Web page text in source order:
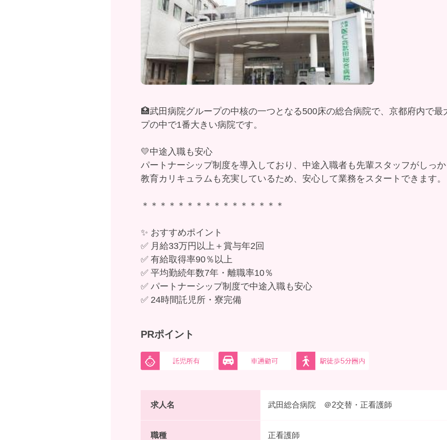
🏥武田病院グループの中核の一つとなる500床の総合病院で、京都府内で最
プの中で1番大きい病院です。
💛中途入職も安心
パートナーシップ制度を導入しており、中途入職者も先輩スタッフがしっ
教育カリキュラムも充実しているため、安心して業務をスタートできます。
＊＊＊＊＊＊＊＊＊＊＊＊＊＊＊＊
✨ おすすめポイント
✅ 月給33万円以上＋賞与年2回
✅ 有給取得率90％以上
✅ 平均勤続年数7年・離職率10％
✅ パートナーシップ制度で中途入職も安心
✅ 24時間託児所・寮完備
PRポイント
求人名 武田総合病院 ＠2交替・正看護師
職種 正看護師